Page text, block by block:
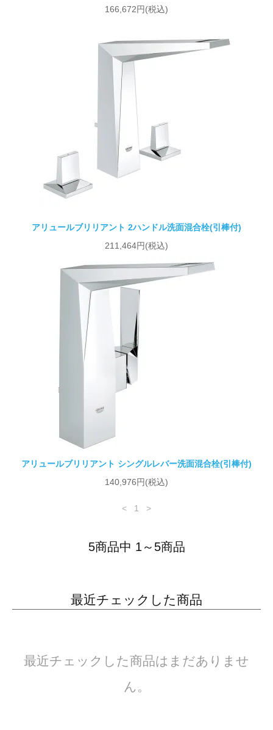
166,672円(税込)
アリュールブリリアント 2ハンドル洗面混合栓(引棒付)
211,464円(税込)
アリュールブリリアント シングルレバー洗面混合栓(引棒付)
140,976円(税込)
< 1 >
5商品中 1～5商品
最近チェックした商品
最近チェックした商品はまだありませ
ん。